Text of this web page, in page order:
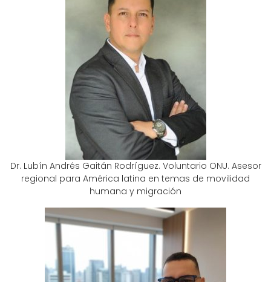
Dr. Lubín Andrés Gaitán Rodríguez. Voluntario ONU. Asesor
regional para América latina en temas de movilidad
humana y migración